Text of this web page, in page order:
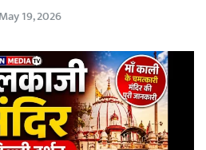
May 19, 2026